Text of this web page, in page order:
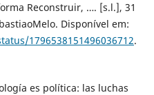
Reconstruir, …. [s.l.], 31
Disponível em:
1796538151496036712.
es política: las luchas